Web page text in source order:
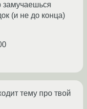
замучаешься
(и не до конца)
тему про твой